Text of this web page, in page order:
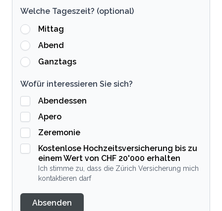
Welche Tageszeit? (optional)
Mittag
Abend
Ganztags
Wofür interessieren Sie sich?
Abendessen
Apero
Zeremonie
Kostenlose Hochzeitsversicherung bis zu
einem Wert von CHF 20'000 erhalten
Ich stimme zu, dass die Zürich Versicherung mich
kontaktieren darf
Absenden